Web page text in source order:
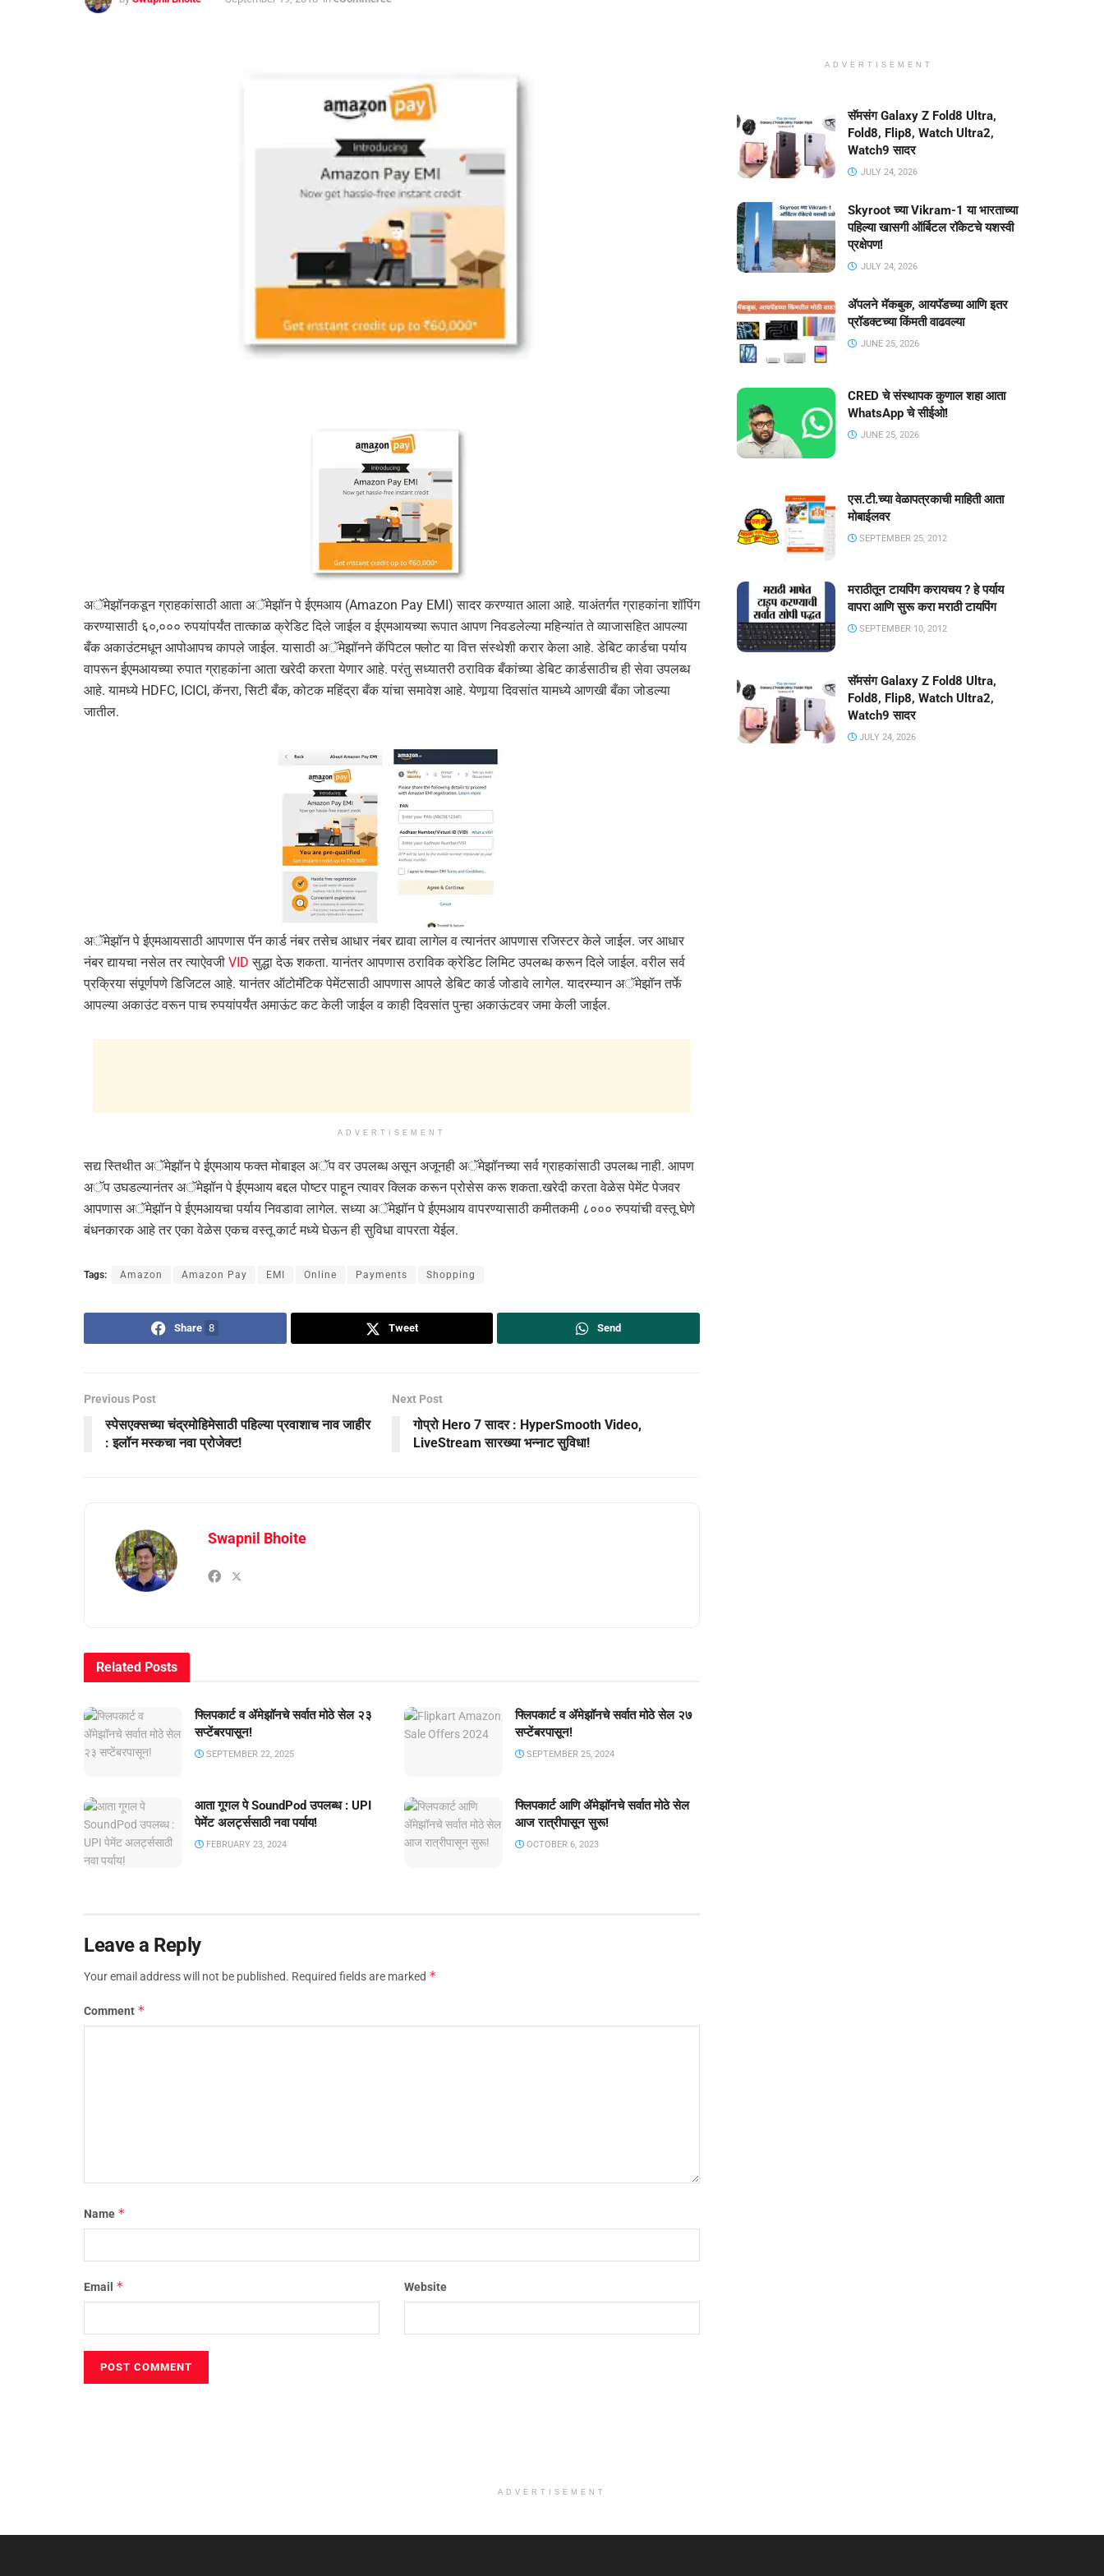
अॅमेझॉनकडून ग्राहकांसाठी आता अॅमेझॉन पे ईएमआय (Amazon Pay EMI) सादर करण्यात आला आहे. याअंतर्गत ग्राहकांना शॉपिंग
करण्यासाठी ६०,००० रुपयांपर्यंत तात्काळ क्रेडिट दिले जाईल व ईएमआयच्या रूपात आपण निवडलेल्या महिन्यांत ते व्याजासहित आपल्या
बँक अकाउंटमधून आपोआपच कापले जाईल. यासाठी अॅमेझॉनने कॅपिटल फ्लोट या वित्त संस्थेशी करार केला आहे. डेबिट कार्डचा पर्याय
वापरून ईएमआयच्या रुपात ग्राहकांना आता खरेदी करता येणार आहे. परंतु सध्यातरी ठराविक बँकांच्या डेबिट कार्डसाठीच ही सेवा उपलब्ध
आहे. यामध्ये HDFC, ICICI, कॅनरा, सिटी बँक, कोटक महिंद्रा बँक यांचा समावेश आहे. येणार्‍या दिवसांत यामध्ये आणखी बँका जोडल्या
जातील.
अॅमेझॉन पे ईएमआयसाठी आपणास पॅन कार्ड नंबर तसेच आधार नंबर द्यावा लागेल व त्यानंतर आपणास रजिस्टर केले जाईल. जर आधार
नंबर द्यायचा नसेल तर त्याऐवजी VID सुद्धा देऊ शकता. यानंतर आपणास ठराविक क्रेडिट लिमिट उपलब्ध करून दिले जाईल. वरील सर्व
प्रक्रिया संपूर्णपणे डिजिटल आहे. यानंतर ऑटोमॅटिक पेमेंटसाठी आपणास आपले डेबिट कार्ड जोडावे लागेल. यादरम्यान अॅमेझॉन तर्फे
आपल्या अकाउंट वरून पाच रुपयांपर्यंत अमाऊंट कट केली जाईल व काही दिवसांत पुन्हा अकाऊंटवर जमा केली जाईल.
ADVERTISEMENT
सद्य स्तिथीत अॅमेझॉन पे ईएमआय फक्त मोबाइल अॅप वर उपलब्ध असून अजूनही अॅमेझॉनच्या सर्व ग्राहकांसाठी उपलब्ध नाही. आपण
अॅप उघडल्यानंतर अॅमेझॉन पे ईएमआय बद्दल पोष्टर पाहून त्यावर क्लिक करून प्रोसेस करू शकता.खरेदी करता वेळेस पेमेंट पेजवर
आपणास अॅमेझॉन पे ईएमआयचा पर्याय निवडावा लागेल. सध्या अॅमेझॉन पे ईएमआय वापरण्यासाठी कमीतकमी ८००० रुपयांची वस्तू घेणे
बंधनकारक आहे तर एका वेळेस एकच वस्तू कार्ट मध्ये घेऊन ही सुविधा वापरता येईल.
Tags: Amazon Amazon Pay EMI Online Payments Shopping
Share 8 Tweet Send
Previous Post
स्पेसएक्सच्या चंद्रमोहिमेसाठी पहिल्या प्रवाशाच नाव जाहीर
: इलॉन मस्कचा नवा प्रोजेक्ट!
Next Post
गोप्रो Hero 7 सादर : HyperSmooth Video,
LiveStream सारख्या भन्नाट सुविधा!
Swapnil Bhoite
Related Posts
फ्लिपकार्ट व ॲमेझॉनचे सर्वात मोठे सेल २३
सप्टेंबरपासून!
SEPTEMBER 22, 2025
फ्लिपकार्ट व ॲमेझॉनचे सर्वात मोठे सेल २७
सप्टेंबरपासून!
SEPTEMBER 25, 2024
आता गूगल पे SoundPod उपलब्ध : UPI
पेमेंट अलर्ट्ससाठी नवा पर्याय!
FEBRUARY 23, 2024
फ्लिपकार्ट आणि ॲमेझॉनचे सर्वात मोठे सेल
आज रात्रीपासून सुरू!
OCTOBER 6, 2023
Leave a Reply
Your email address will not be published. Required fields are marked *
Comment *
Name *
Email * Website
ADVERTISEMENT
सॅमसंग Galaxy Z Fold8 Ultra,
Fold8, Flip8, Watch Ultra2,
Watch9 सादर
JULY 24, 2026
Skyroot च्या Vikram-1 या भारताच्या
पहिल्या खासगी ऑर्बिटल रॉकेटचे यशस्वी
प्रक्षेपण!
JULY 24, 2026
ॲपलने मॅकबुक, आयपॅडच्या आणि इतर
प्रॉडक्टच्या किंमती वाढवल्या
JUNE 25, 2026
CRED चे संस्थापक कुणाल शहा आता
WhatsApp चे सीईओ!
JUNE 25, 2026
एस.टी.च्या वेळापत्रकाची माहिती आता
मोबाईलवर
SEPTEMBER 25, 2012
मराठीतून टायपिंग करायचय ? हे पर्याय
वापरा आणि सुरू करा मराठी टायपिंग
SEPTEMBER 10, 2012
सॅमसंग Galaxy Z Fold8 Ultra,
Fold8, Flip8, Watch Ultra2,
Watch9 सादर
JULY 24, 2026
ADVERTISEMENT